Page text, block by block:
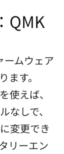
QMK
ームウェア
す。
使えば、
なしで、
変更でき
リーエン